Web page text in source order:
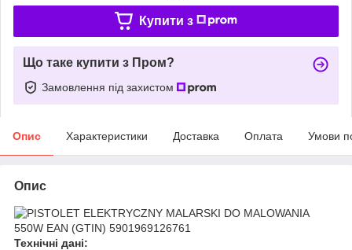
Купити з
Що таке купити з Пром?
Замовлення під захистом
Опис Характеристики Доставка Оплата Умови
Опис
Технічні дані: